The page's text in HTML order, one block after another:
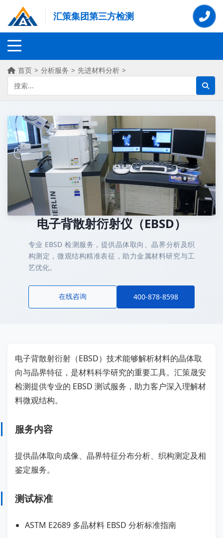
汇策集团第三方检测
首页 > 分析服务 > 先进材料分析 >
电子背散射衍射仪（EBSD）
专业 EBSD 检测服务，提供晶体取向、晶界分析及织
构测定，微观结构精准表征，助力金属材料研究与工
艺优化。
在线咨询 400-878-8598
电子背散射衍射（EBSD）技术能够解析材料的晶体取
向与晶界特征，是材料科学研究的重要工具。汇策晟安
检测提供专业的 EBSD 测试服务，助力客户深入理解材
料微观结构。
服务内容
提供晶体取向成像、晶界特征分布分析、织构测定及相
鉴定服务。
测试标准
ASTM E2689 多晶材料 EBSD 分析标准指南